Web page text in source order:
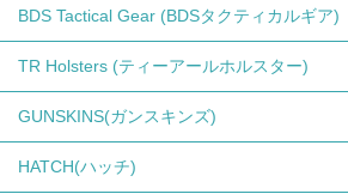
BDS Tactical Gear (BDSタクティカルギア)
TR Holsters (ティーアールホルスター)
GUNSKINS(ガンスキンズ)
HATCH(ハッチ)